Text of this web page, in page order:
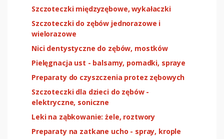
Szczoteczki międzyzębowe, wykałaczki
Szczoteczki do zębów jednorazowe i
wielorazowe
Nici dentystyczne do zębów, mostków
Pielęgnacja ust - balsamy, pomadki, spraye
Preparaty do czyszczenia protez zębowych
Szczoteczki dla dzieci do zębów -
elektryczne, soniczne
Leki na ząbkowanie: żele, roztwory
Preparaty na zatkane ucho - spray, krople